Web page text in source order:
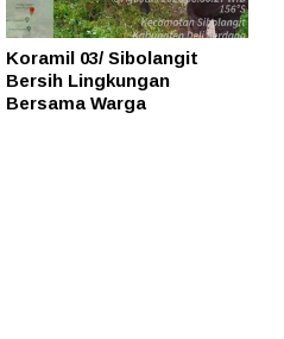
Koramil 03/ Sibolangit
Bersih Lingkungan
Bersama Warga